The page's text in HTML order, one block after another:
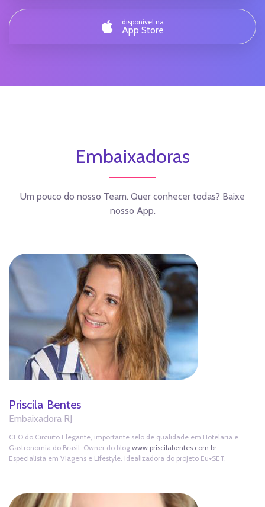
disponível na
App Store
Embaixadoras
Um pouco do nosso Team. Quer conhecer todas? Baixe
nosso App.
Priscila Bentes
Embaixadora RJ
CEO do Circuito Elegante, importante selo de qualidade em Hotelaria e
Gastronomia do Brasil. Owner do blog www.priscilabentes.com.br
Especialista em Viagens e Lifestyle. Idealizadora do projeto Eu+SET.